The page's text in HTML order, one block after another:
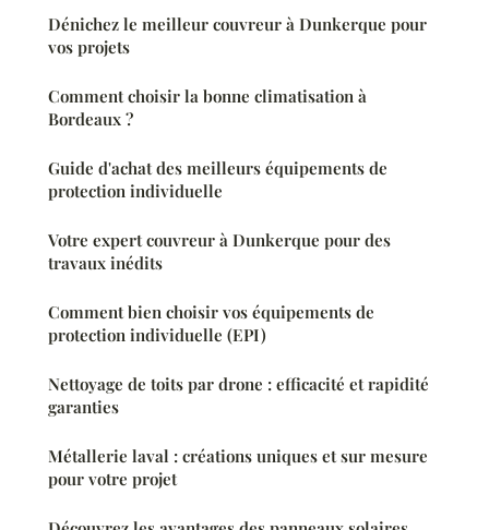
Dénichez le meilleur couvreur à Dunkerque pour
vos projets
Comment choisir la bonne climatisation à
Bordeaux ?
Guide d'achat des meilleurs équipements de
protection individuelle
Votre expert couvreur à Dunkerque pour des
travaux inédits
Comment bien choisir vos équipements de
protection individuelle (EPI)
Nettoyage de toits par drone : efficacité et rapidité
garanties
Métallerie laval : créations uniques et sur mesure
pour votre projet